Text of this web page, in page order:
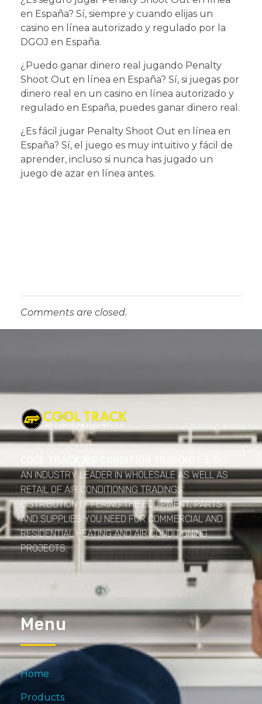
en España? Sí, siempre y cuando elijas un
casino en línea autorizado y regulado por la
DGOJ en España.
¿Puedo ganar dinero real jugando Penalty
Shoot Out en línea en España? Sí, si juegas por
dinero real en un casino en línea autorizado y
regulado en España, puedes ganar dinero real.
¿Es fácil jugar Penalty Shoot Out en línea en
España? Sí, el juego es muy intuitivo y fácil de
aprender, incluso si nunca has jugado un
juego de azar en línea antes.
Comments are closed.
Cool Track Air Condition Trading LLC
AN INDUSTRY LEADER IN WHOLESALE AS WELL AS
RETAIL OF AIR CONDITIONING TRADINGS.
DISTRIBUTION OFFERING THE EQUIPMENT, PARTS
AND SUPPLIES YOU NEED FOR COMMERCIAL AND
RESIDENTIAL HEATING AND AIR CONDITIONING
PROJECTS.
Menu
Home
Products